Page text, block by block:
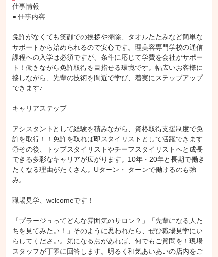
仕事情報
● 仕事内容
免許がなくても笑顔での挨拶や掃除、タオルたたみなど簡単な
サポートから始められるので安心です。理美容専門学校の通信
課程への入学は必須ですが、条件に応じて学費を会社がサポー
ト！働きながら免許取得を目指せる環境です。幅広いお客様に
接しながら、先輩の技術を間近で学び、着実にステップアップ
できます♪
キャリアステップ
アシスタントとして経験を積みながら、資格取得支援制度で免
許を取得！！免許を取れば即スタイリストとして活躍できます
◎その後、トップスタイリストやチーフスタイリストへと成長
できる多彩なキャリアが広がります。10年・20年と長期で働き
たくなる理由がたくさん。Uターン・Iターンで働けるのも強
み。
職場見学、welcomeです！
「プラージュってどんな雰囲気のサロン？」「先輩になる人た
ちを見てみたい！」そのように思われたら、ぜひ職場見学にい
らしてください。気になる点があれば、何でもご質問を！現場
スタッフが丁寧に回答します。明るく和気あいあいの店内をご